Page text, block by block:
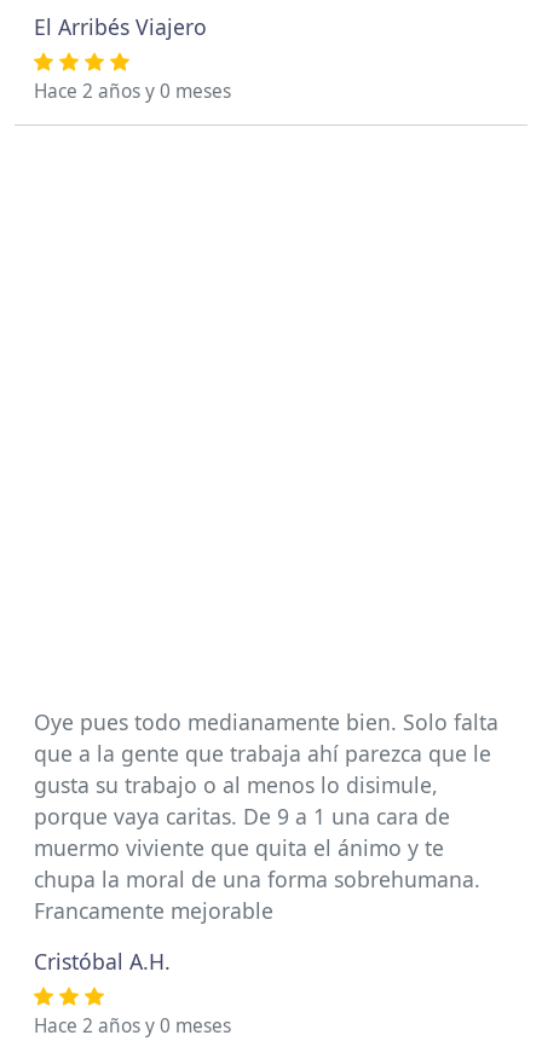
El Arribés Viajero
Hace 2 años y 0 meses
Oye pues todo medianamente bien. Solo falta
que a la gente que trabaja ahí parezca que le
gusta su trabajo o al menos lo disimule,
porque vaya caritas. De 9 a 1 una cara de
muermo viviente que quita el ánimo y te
chupa la moral de una forma sobrehumana.
Francamente mejorable
Cristóbal A.H.
Hace 2 años y 0 meses